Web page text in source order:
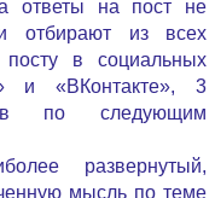
ответы на пост не
отбирают из всех
в социальных
и «ВКонтакте», 3
по следующим
развернутый,
мысль по теме